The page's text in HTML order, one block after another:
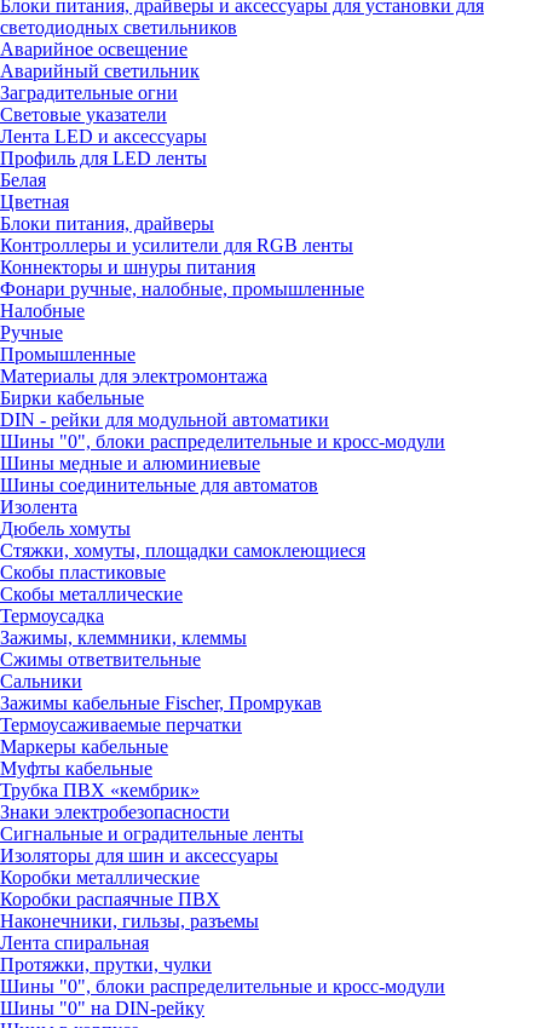
Блоки питания, драйверы и аксессуары для установки для
светодиодных светильников
Аварийное освещение
Аварийный светильник
Заградительные огни
Световые указатели
Лента LED и аксессуары
Профиль для LED ленты
Белая
Цветная
Блоки питания, драйверы
Контроллеры и усилители для RGB ленты
Коннекторы и шнуры питания
Фонари ручные, налобные, промышленные
Налобные
Ручные
Промышленные
Материалы для электромонтажа
Бирки кабельные
DIN - рейки для модульной автоматики
Шины "0", блоки распределительные и кросс-модули
Шины медные и алюминиевые
Шины соединительные для автоматов
Изолента
Дюбель хомуты
Стяжки, хомуты, площадки самоклеющиеся
Скобы пластиковые
Скобы металлические
Термоусадка
Зажимы, клеммники, клеммы
Сжимы ответвительные
Сальники
Зажимы кабельные Fischer, Промрукав
Термоусаживаемые перчатки
Маркеры кабельные
Муфты кабельные
Трубка ПВХ «кембрик»
Знаки электробезопасности
Сигнальные и оградительные ленты
Изоляторы для шин и аксессуары
Коробки металлические
Коробки распаячные ПВХ
Наконечники, гильзы, разъемы
Лента спиральная
Протяжки, прутки, чулки
Шины "0", блоки распределительные и кросс-модули
Шины "0" на DIN-рейку